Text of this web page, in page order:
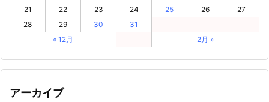
« 12月 2月 »
21
22 23 24 25 26
27
28
29 30 31
アーカイブ